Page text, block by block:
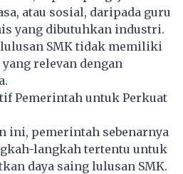
atau sosial, daripada guru
yang dibutuhkan industri.
SMK tidak memiliki
relevan dengan
Pemerintah untuk Perkuat
ini, pemerintah sebenarnya
langkah tertentu untuk
daya saing lulusan SMK.